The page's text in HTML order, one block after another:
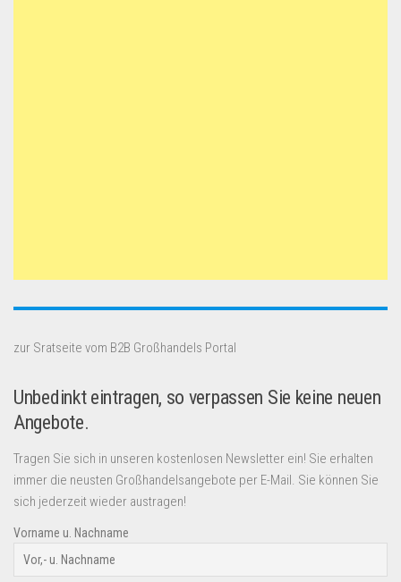
zur Sratseite vom B2B Großhandels Portal
Unbedinkt eintragen, so verpassen Sie keine neuen
Angebote.
Tragen Sie sich in unseren kostenlosen Newsletter ein! Sie erhalten
immer die neusten Großhandelsangebote per E-Mail. Sie können Sie
sich jederzeit wieder austragen!
Vorname u. Nachname